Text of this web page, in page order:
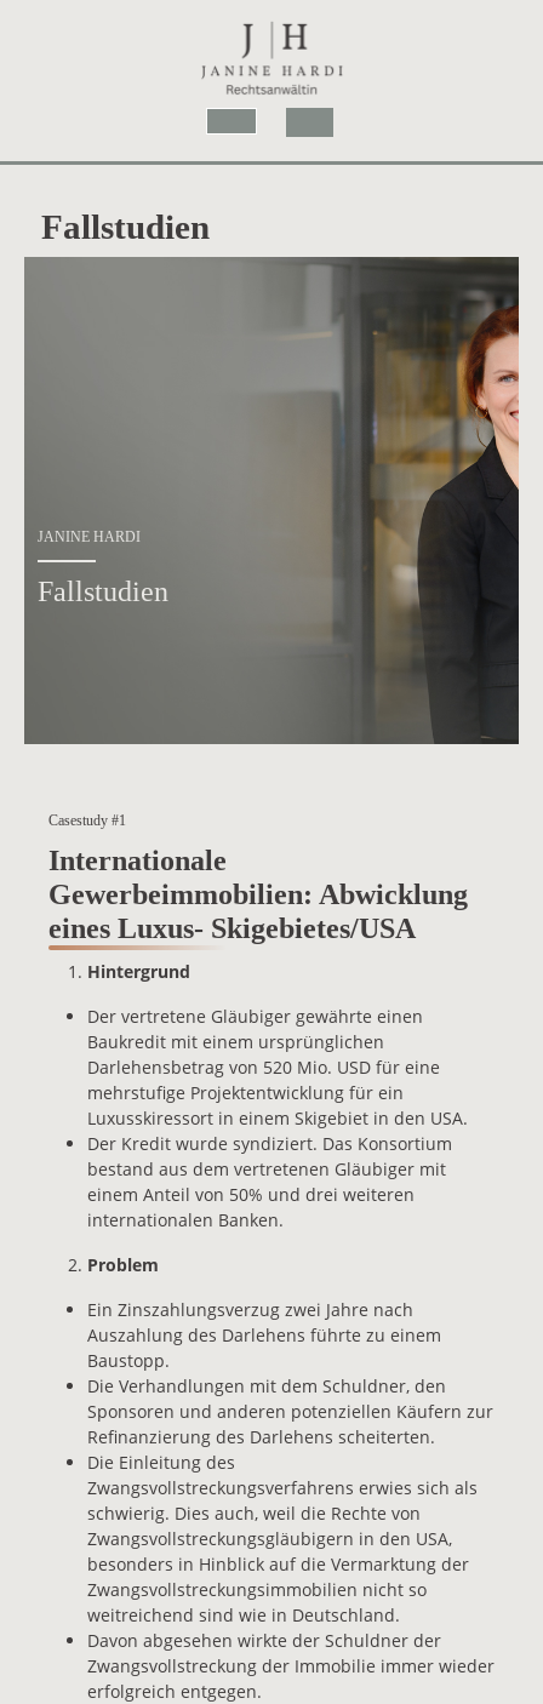
Open
Fallstudien
JANINE HARDI
Fallstudien
Casestudy #1
Internationale
Gewerbeimmobilien: Abwicklung
eines Luxus- Skigebietes/USA
Hintergrund
Der vertretene Gläubiger gewährte einen
Baukredit mit einem ursprünglichen
Darlehensbetrag von 520 Mio. USD für eine
mehrstufige Projektentwicklung für ein
Luxusskiressort in einem Skigebiet in den USA.
Der Kredit wurde syndiziert. Das Konsortium
bestand aus dem vertretenen Gläubiger mit
einem Anteil von 50% und drei weiteren
internationalen Banken.
Problem
Ein Zinszahlungsverzug zwei Jahre nach
Auszahlung des Darlehens führte zu einem
Baustopp.
Die Verhandlungen mit dem Schuldner, den
Sponsoren und anderen potenziellen Käufern zur
Refinanzierung des Darlehens scheiterten.
Die Einleitung des
Zwangsvollstreckungsverfahrens erwies sich als
schwierig. Dies auch, weil die Rechte von
Zwangsvollstreckungsgläubigern in den USA,
besonders in Hinblick auf die Vermarktung der
Zwangsvollstreckungsimmobilien nicht so
weitreichend sind wie in Deutschland.
Davon abgesehen wirkte der Schuldner der
Zwangsvollstreckung der Immobilie immer wieder
erfolgreich entgegen.